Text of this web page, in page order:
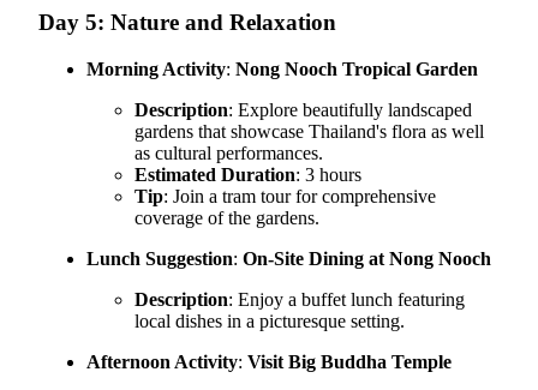
Day 5: Nature and Relaxation
Morning Activity: Nong Nooch Tropical Garden
Description: Explore beautifully landscaped
gardens that showcase Thailand's flora as well
as cultural performances.
Estimated Duration: 3 hours
Tip: Join a tram tour for comprehensive
coverage of the gardens.
Lunch Suggestion: On-Site Dining at Nong Nooch
Description: Enjoy a buffet lunch featuring
local dishes in a picturesque setting.
Afternoon Activity: Visit Big Buddha Temple